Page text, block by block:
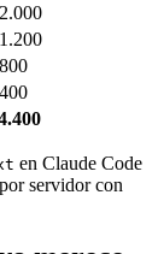
en Claude Code
servidor con